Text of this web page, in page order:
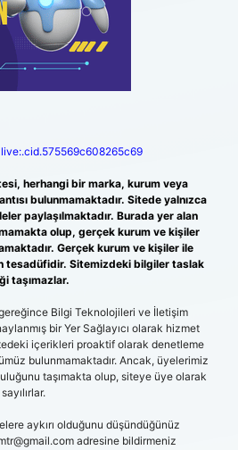
herhangi bir marka, kurum veya
bulunmamaktadır. Sitede yalnızca
paylaşılmaktadır. Burada yer alan
olup, gerçek kurum ve kişiler
Gerçek kurum ve kişiler ile
tesadüfidir. Sitemizdeki bilgiler taslak
taşımazlar.
Bilgi Teknolojileri ve İletişim
bir Yer Sağlayıcı olarak hizmet
içerikleri proaktif olarak denetleme
bulunmamaktadır. Ancak, üyelerimiz
taşımakta olup, siteye üye olarak
aykırı olduğunu düşündüğünüz
adresine bildirmeniz